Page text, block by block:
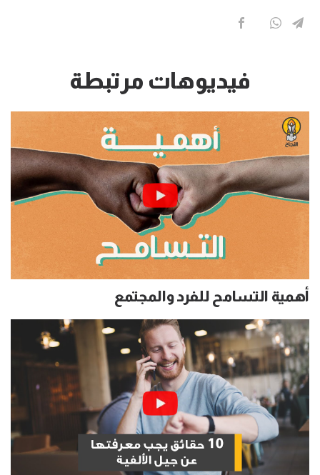
فيديوهات مرتبطة
أهمية التسامح للفرد والمجتمع